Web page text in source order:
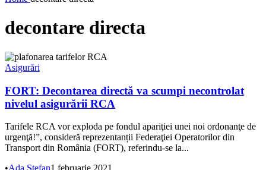
decontare directa
Asigurări
FORT: Decontarea directă va scumpi necontrolat
nivelul asigurării RCA
Tarifele RCA vor exploda pe fondul apariţiei unei noi ordonanţe de
urgenţă!”, consideră reprezentanții Federaţiei Operatorilor din
Transport din România (FORT), referindu-se la...